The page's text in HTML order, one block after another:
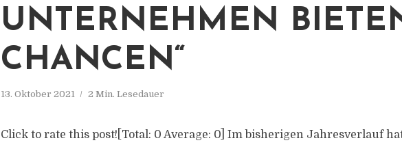
UNTERNEHMEN
CHANCEN“
13. Oktober 2021 2 Min. Lesedauer
Click to rate this post![Total: 0 Average: 0] Im bisherigen Jahresverlauf